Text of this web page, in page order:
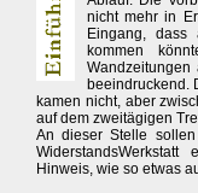
nicht mehr in
Eingang, dass
kommen
beeindruckend.
kamen nicht, aber
auf dem zweitägigen
An dieser Stelle
Hinweis, wie so etwas